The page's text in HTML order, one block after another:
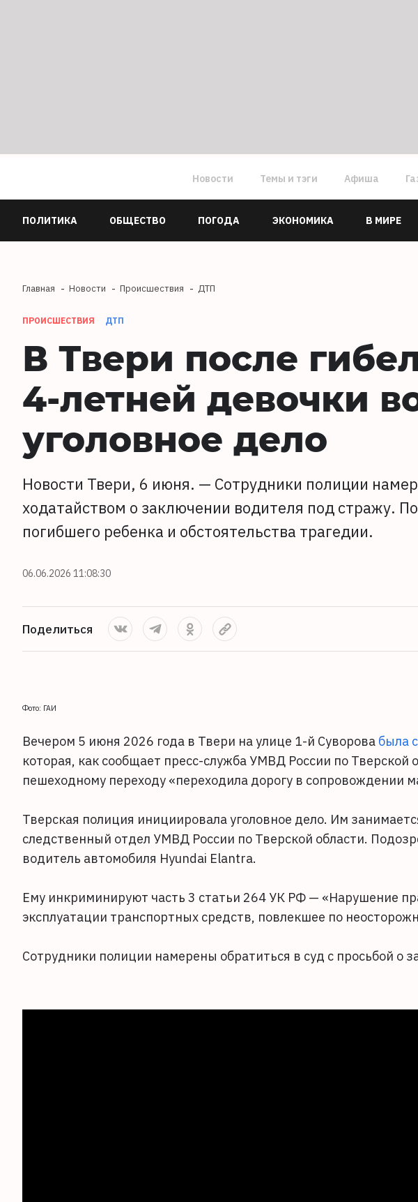
Новости Темы и тэги Афиша
ПОЛИТИКА ОБЩЕСТВО ПОГОДА ЭКОНОМИКА В МИРЕ
Главная Новости Происшествия ДТП
ПРОИСШЕСТВИЯ ДТП
В Твери после
4-летней девочки
уголовное дело
Новости Твери, 6 июня. — Сотрудники полиции
ходатайством о заключении водителя под стражу.
погибшего ребенка и обстоятельства трагедии.
06.06.2026 11:08:30
Поделиться
Фото: ГАИ
Вечером 5 июня 2026 года в Твери на улице 1-й Суворова была
которая, как сообщает пресс-служба УМВД России по Тверской
пешеходному переходу «переходила дорогу в сопровождении
Тверская полиция инициировала уголовное дело. Им
следственный отдел УМВД России по Тверской области.
водитель автомобиля Hyundai Elantra.
Ему инкриминируют часть 3 статьи 264 УК РФ — «Нарушение
эксплуатации транспортных средств, повлекшее по
Сотрудники полиции намерены обратиться в суд с просьбой о